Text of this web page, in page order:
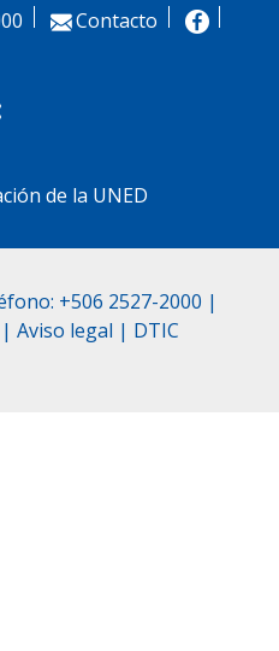
Contacto
de la UNED
+506 2527-2000 |
| Aviso legal | DTIC